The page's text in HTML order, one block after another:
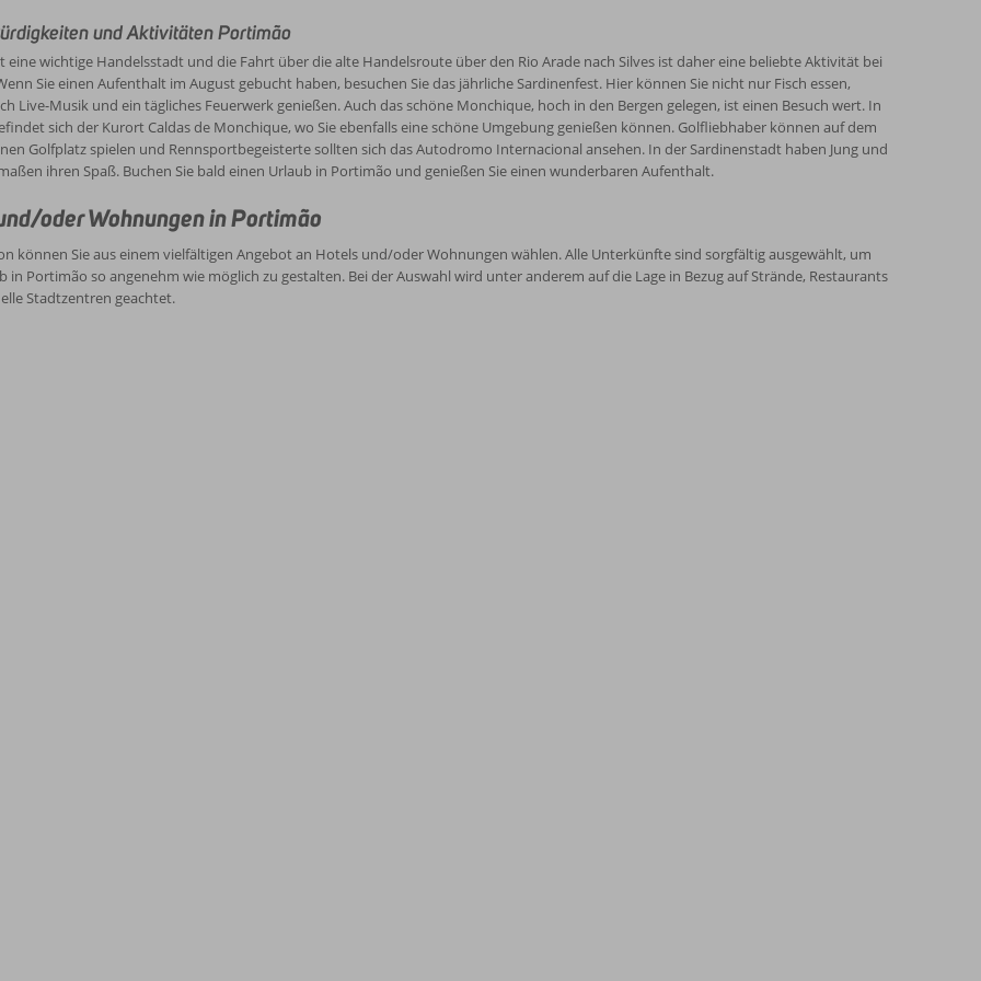
und Aktivitäten Portimão
eine wichtige Handelsstadt und die Fahrt über die alte Handelsroute über den Rio Arade nach Silves ist daher eine beliebte Aktivität bei
Sie einen Aufenthalt im August gebucht haben, besuchen Sie das jährliche Sardinenfest. Hier können Sie nicht nur Fisch essen,
Live-Musik und ein tägliches Feuerwerk genießen. Auch das schöne Monchique, hoch in den Bergen gelegen, ist einen Besuch wert. In
sich der Kurort Caldas de Monchique, wo Sie ebenfalls eine schöne Umgebung genießen können. Golfliebhaber können auf dem
Golfplatz spielen und Rennsportbegeisterte sollten sich das Autodromo Internacional ansehen. In der Sardinenstadt haben Jung und
ihren Spaß. Buchen Sie bald einen Urlaub in Portimão und genießen Sie einen wunderbaren Aufenthalt.
oder Wohnungen in Portimão
können Sie aus einem vielfältigen Angebot an Hotels und/oder Wohnungen wählen. Alle Unterkünfte sind sorgfältig ausgewählt, um
in Portimão so angenehm wie möglich zu gestalten. Bei der Auswahl wird unter anderem auf die Lage in Bezug auf Strände, Restaurants
Stadtzentren geachtet.